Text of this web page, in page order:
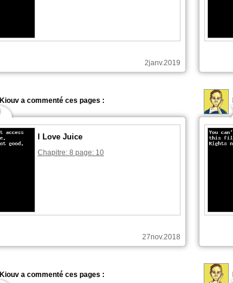
2janv.2019
Kiouv a commenté ces pages :
I Love Juice
Chapitre: 8 page: 10
27nov.2018
Kiouv a commenté ces pages :